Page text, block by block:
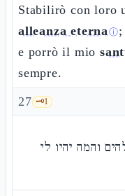
Stabilirò con loro
alleanza eternaⓘ
e porrò il mio
sempre.
27 🗝️1
והמה יהיו לי